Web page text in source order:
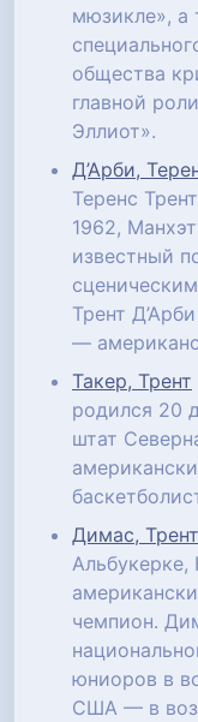
мюзикле», а
общества
главной
Эллиот».
Д’Арби,
Теренс
1962,
известный
Трент
—
Такер, Трент
родился 20
штат
Димас, Трент
чемпион.
юниоров в
США — в